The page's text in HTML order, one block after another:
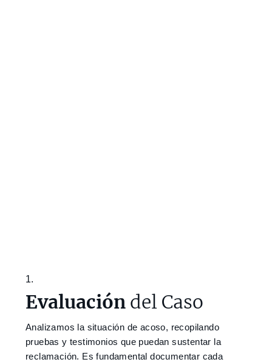
1.
Evaluación del Caso
Analizamos la situación de acoso, recopilando
pruebas y testimonios que puedan sustentar la
reclamación. Es fundamental documentar cada